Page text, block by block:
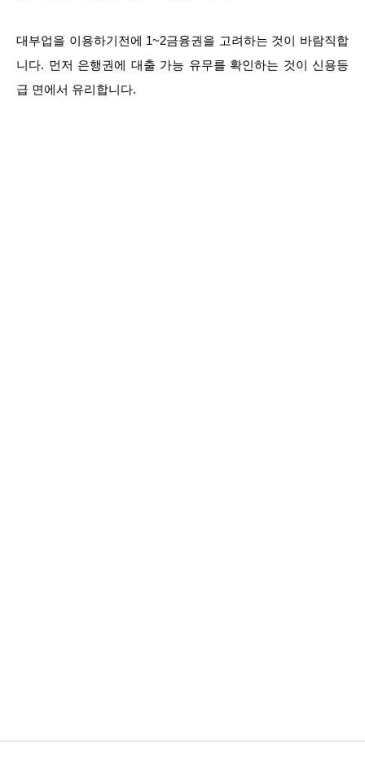
대부업을 이용하기전에 1~2금융권을 고려하는 것이 바람직합
니다. 먼저 은행권에 대출 가능 유무를 확인하는 것이 신용등
급 면에서 유리합니다.